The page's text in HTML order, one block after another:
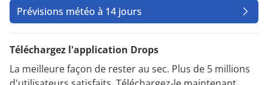
Prévisions météo à 14 jours
Téléchargez l'application Drops
La meilleure façon de rester au sec. Plus de 5 millions